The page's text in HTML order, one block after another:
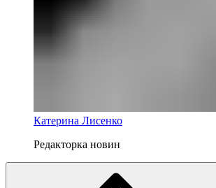
Катерина Лисенко
Редакторка новин